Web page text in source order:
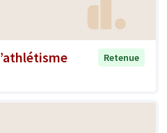
Retenue